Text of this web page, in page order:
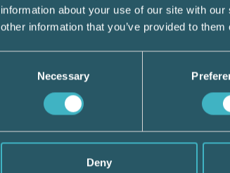
information about your use of our site with
other information that you’ve provided to
Necessary
Deny